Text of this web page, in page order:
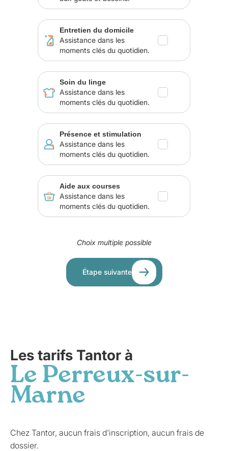
Entretien du domicile
Assistance dans les
moments clés du quotidien.
Soin du linge
Assistance dans les
moments clés du quotidien.
Présence et stimulation
Assistance dans les
moments clés du quotidien.
Aide aux courses
Assistance dans les
moments clés du quotidien.
Choix multiple possible
Étape suivante
Les tarifs Tantor à
Le Perreux-sur-
Marne
Chez Tantor, aucun frais d'inscription, aucun frais de
dossier.